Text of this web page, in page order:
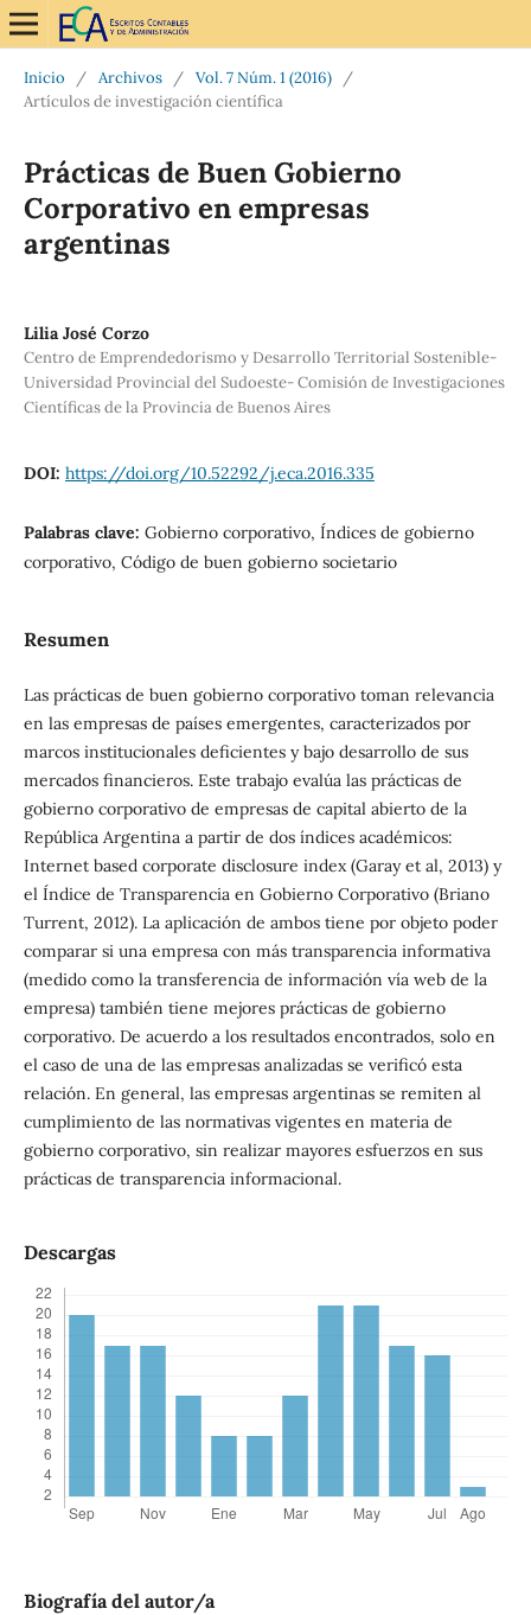
Inicio / Archivos / Vol. 7 Núm. 1 (2016)
/
Artículos de investigación científica
Prácticas de Buen Gobierno
Corporativo en empresas
argentinas
Lilia José Corzo
Centro de Emprendedorismo y Desarrollo Territorial Sostenible-
Universidad Provincial del Sudoeste- Comisión de Investigaciones
Científicas de la Provincia de Buenos Aires
DOI: https://doi.org/10.52292/j.eca.2016.335
Palabras clave: Gobierno corporativo, Índices de gobierno
corporativo, Código de buen gobierno societario
Resumen
Las prácticas de buen gobierno corporativo toman relevancia
en las empresas de países emergentes, caracterizados por
marcos institucionales deficientes y bajo desarrollo de sus
mercados financieros. Este trabajo evalúa las prácticas de
gobierno corporativo de empresas de capital abierto de la
República Argentina a partir de dos índices académicos:
Internet based corporate disclosure index (Garay et al, 2013) y
el Índice de Transparencia en Gobierno Corporativo (Briano
Turrent, 2012). La aplicación de ambos tiene por objeto poder
comparar si una empresa con más transparencia informativa
(medido como la transferencia de información vía web de la
empresa) también tiene mejores prácticas de gobierno
corporativo. De acuerdo a los resultados encontrados, solo en
el caso de una de las empresas analizadas se verificó esta
relación. En general, las empresas argentinas se remiten al
cumplimiento de las normativas vigentes en materia de
gobierno corporativo, sin realizar mayores esfuerzos en sus
prácticas de transparencia informacional.
Descargas
Biografía del autor/a